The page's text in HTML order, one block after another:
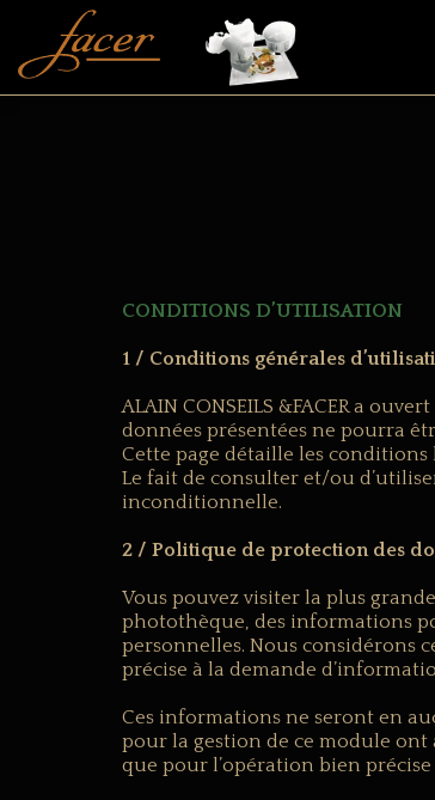
CONDITIONS D’UTILISATION
1 / Conditions générales
ALAIN CONSEILS &FACER a
données présentées ne pourra
Cette page détaille les
Le fait de consulter et/ou
inconditionnelle.
2 / Politique de protection des
Vous pouvez visiter la plus
photothèque, des informations
personnelles. Nous considérons
précise à la demande
Ces informations ne seront en
pour la gestion de ce module ont
que pour l’opération bien